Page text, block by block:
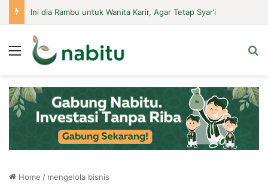
Ini dia Rambu untuk Wanita Karir, Agar Tetap Syar’i
Menu
Home / mengelola bisnis